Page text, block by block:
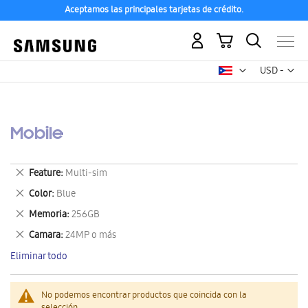
Aceptamos las principales tarjetas de crédito.
USD -
dólar
Mi carrito
Mobile
No podemos encontrar productos que coincida con la
Feature Multi-sim
Eliminar
este
artículo
Color Blue
Eliminar
este
artículo
Memoria 256GB
Eliminar
este
artículo
Camara 24MP o más
Eliminar
este
artículo
Eliminar todo